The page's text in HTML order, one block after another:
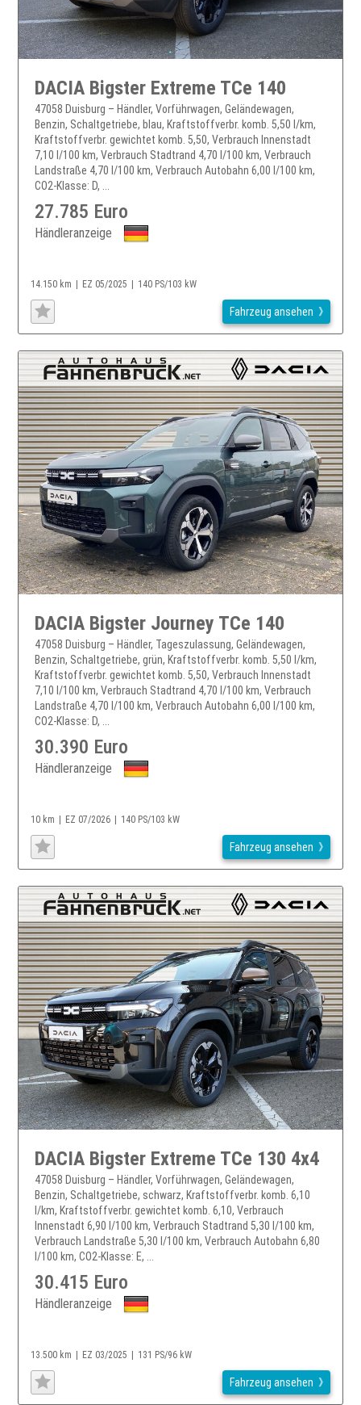
DACIA Bigster Extreme TCe 140
47058 Duisburg – Händler, Vorführwagen, Geländewagen,
Benzin, Schaltgetriebe, blau, Kraftstoffverbr. komb. 5,50 l/km,
Kraftstoffverbr. gewichtet komb. 5,50, Verbrauch Innenstadt
7,10 l/100 km, Verbrauch Stadtrand 4,70 l/100 km, Verbrauch
Landstraße 4,70 l/100 km, Verbrauch Autobahn 6,00 l/100 km,
CO2-Klasse: D, ...
27.785 Euro
Händleranzeige
14.150 km EZ 05/2025 140 PS/103 kW
Fahrzeug ansehen
DACIA Bigster Journey TCe 140
47058 Duisburg – Händler, Tageszulassung, Geländewagen,
Benzin, Schaltgetriebe, grün, Kraftstoffverbr. komb. 5,50 l/km,
Kraftstoffverbr. gewichtet komb. 5,50, Verbrauch Innenstadt
7,10 l/100 km, Verbrauch Stadtrand 4,70 l/100 km, Verbrauch
Landstraße 4,70 l/100 km, Verbrauch Autobahn 6,00 l/100 km,
CO2-Klasse: D, ...
30.390 Euro
Händleranzeige
10 km EZ 07/2026 140 PS/103 kW
Fahrzeug ansehen
DACIA Bigster Extreme TCe 130 4x4
47058 Duisburg – Händler, Vorführwagen, Geländewagen,
Benzin, Schaltgetriebe, schwarz, Kraftstoffverbr. komb. 6,10
l/km, Kraftstoffverbr. gewichtet komb. 6,10, Verbrauch
Innenstadt 6,90 l/100 km, Verbrauch Stadtrand 5,30 l/100 km,
Verbrauch Landstraße 5,30 l/100 km, Verbrauch Autobahn 6,80
l/100 km, CO2-Klasse: E, ...
30.415 Euro
Händleranzeige
13.500 km EZ 03/2025 131 PS/96 kW
Fahrzeug ansehen